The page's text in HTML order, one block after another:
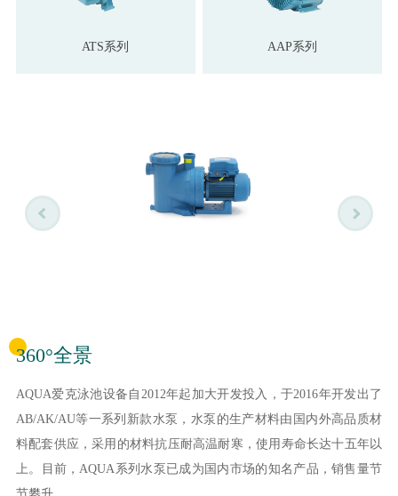
ATS系列 AAP系列
360°全景
AQUA爱克泳池设备自2012年起加大开发投入，于2016年开发出了
AB/AK/AU等一系列新款水泵，水泵的生产材料由国内外高品质材
料配套供应，采用的材料抗压耐高温耐寒，使用寿命长达十五年以
上。目前，AQUA系列水泵已成为国内市场的知名产品，销售量节